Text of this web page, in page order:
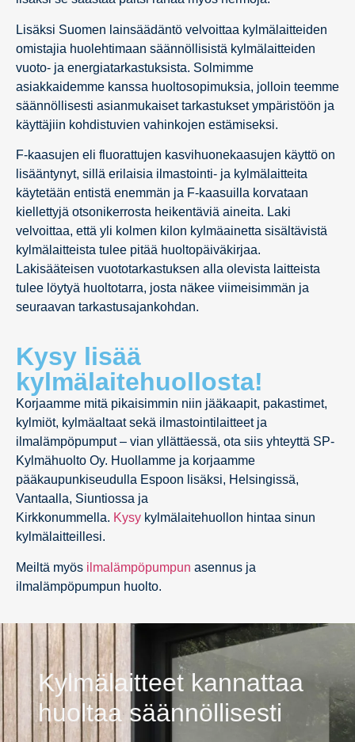
Lisäksi Suomen lainsäädäntö velvoittaa kylmälaitteiden
omistajia huolehtimaan säännöllisistä kylmälaitteiden
vuoto- ja energiatarkastuksista. Solmimme
asiakkaidemme kanssa huoltosopimuksia, jolloin teemme
säännöllisesti asianmukaiset tarkastukset ympäristöön ja
käyttäjiin kohdistuvien vahinkojen estämiseksi.
F-kaasujen eli fluorattujen kasvihuonekaasujen käyttö on
lisääntynyt, sillä erilaisia ilmastointi- ja kylmälaitteita
käytetään entistä enemmän ja F-kaasuilla korvataan
kiellettyjä otsonikerrosta heikentäviä aineita. Laki
velvoittaa, että yli kolmen kilon kylmäainetta sisältävistä
kylmälaitteista tulee pitää huoltopäiväkirjaa.
Lakisääteisen vuototarkastuksen alla olevista laitteista
tulee löytyä huoltotarra, josta näkee viimeisimmän ja
seuraavan tarkastusajankohdan.
Kysy lisää
kylmälaitehuollosta!
Korjaamme mitä pikaisimmin niin jääkaapit, pakastimet,
kylmiöt, kylmäaltaat sekä ilmastointilaitteet ja
ilmalämpöpumput – vian yllättäessä, ota siis yhteyttä SP-
Kylmähuolto Oy. Huollamme ja korjaamme
pääkaupunkiseudulla Espoon lisäksi, Helsingissä,
Vantaalla, Siuntiossa ja
Kirkkonummella. Kysy kylmälaitehuollon hintaa sinun
kylmälaitteillesi.
Meiltä myös ilmalämpöpumpun asennus ja
ilmalämpöpumpun huolto.
Kylmälaitteet kannattaa
huoltaa säännöllisesti